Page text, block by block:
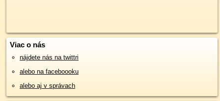
Viac o nás
nájdete nás na twittri
alebo na faceboooku
alebo aj v správach